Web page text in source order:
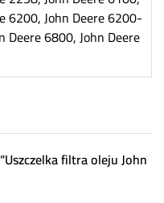
6200, John Deere 6200-
Deere 6800, John Deere
filtra oleju John